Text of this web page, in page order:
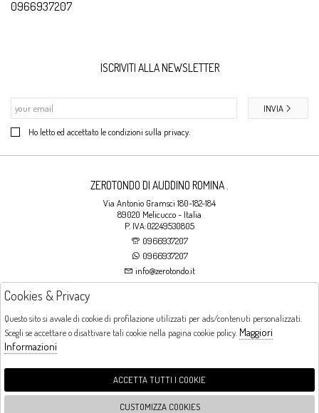
0966937207
ISCRIVITI ALLA NEWSLETTER
Ho letto ed accettato le condizioni sulla privacy.
INVIA
ZEROTONDO DI AUDDINO ROMINA .
Via Antonio Gramsci 180-182-184
89020 Melicucco - Italia
P. IVA:02249530805
0966937207
0966937207
info@zerotondo.it
Orari di apertura
LUNEDI: CHIUSO LA MATTINA - DALLE 16:00 ALLE 20:00 DAL MARTEDI AL
Cookies & Privacy
Questo sito si avvale di cookie di profilazione utilizzati per ads/contenuti personalizzati.
Scegli se accettare o disattivare tali cookie nella pagina cookie policy. Maggiori
Informazioni
ACCETTA TUTTI I COOKIE
CUSTOMIZZA COOKIES